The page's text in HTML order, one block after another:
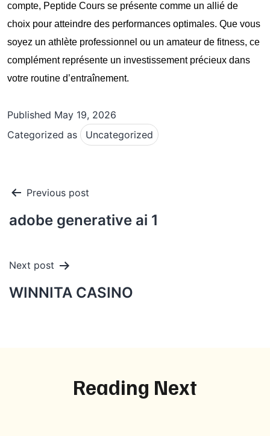
compte, Peptide Cours se présente comme un allié de
choix pour atteindre des performances optimales. Que vous
soyez un athlète professionnel ou un amateur de fitness, ce
complément représente un investissement précieux dans
votre routine d’entraînement.
Published May 19, 2026
Categorized as
Uncategorized
Post
navigation
Previous post
adobe generative ai 1
Next post
WINNITA CASINO
Reading Next